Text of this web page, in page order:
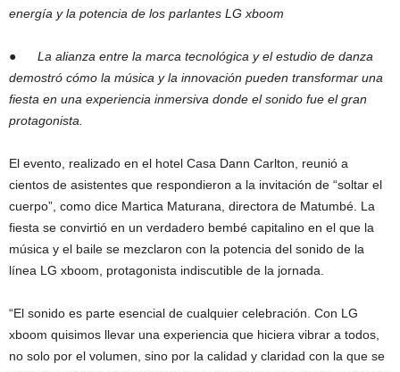
energía y la potencia de los parlantes LG xboom
● La alianza entre la marca tecnológica y el estudio de danza
demostró cómo la música y la innovación pueden transformar una
fiesta en una experiencia inmersiva donde el sonido fue el gran
protagonista.
El evento, realizado en el hotel Casa Dann Carlton, reunió a
cientos de asistentes que respondieron a la invitación de “soltar el
cuerpo”, como dice Martica Maturana, directora de Matumbé. La
fiesta se convirtió en un verdadero bembé capitalino en el que la
música y el baile se mezclaron con la potencia del sonido de la
línea LG xboom, protagonista indiscutible de la jornada.
“El sonido es parte esencial de cualquier celebración. Con LG
xboom quisimos llevar una experiencia que hiciera vibrar a todos,
no solo por el volumen, sino por la calidad y claridad con la que se